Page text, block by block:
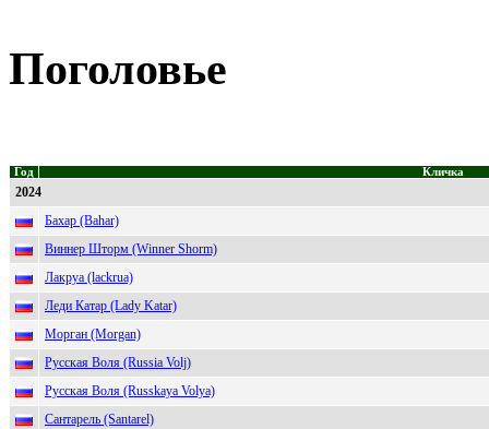
Поголовье
Год Кличка
2024
Бахар (Bahar)
Виннер Шторм (Winner Shorm)
Лакруа (lackrua)
Леди Катар (Lady Katar)
Морган (Morgan)
Русская Воля (Russia Volj)
Русская Воля (Russkaya Volya)
Сантарель (Santarel)